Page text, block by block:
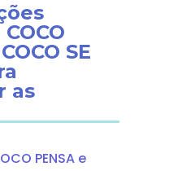
SE
as
PENSA e